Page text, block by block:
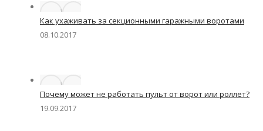
Как ухаживать за секционными гаражными воротами
08.10.2017
Почему может не работать пульт от ворот или роллет?
19.09.2017